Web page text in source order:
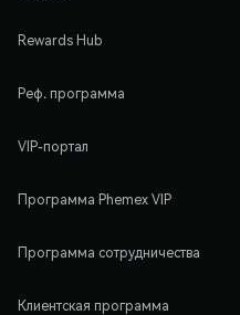
Rewards Hub
Реф. программа
VIP-портал
Программа Phemex VIP
Программа сотрудничества
Клиентская программа